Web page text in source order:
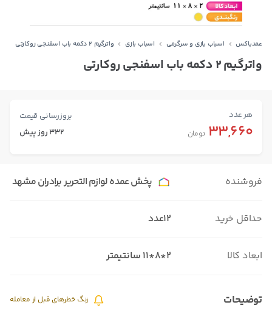
عمدباکس اسباب بازی و سرگرمی اسباب بازی واترگیم ۲ دکمه باب اسفنجی روکارتی
واترگیم ۲ دکمه باب اسفنجی روکارتی
هر عدد بروزرسانی قیمت
33,660 تومان 332 روز پیش
فروشنده پخش عمده لوازم التحریر برادران مشهد
حداقل خرید 12عدد
ابعاد کالا ۲*۸*۱۱ سانتیمتر
توضیحات زنگ خطرهای قبل از معامله